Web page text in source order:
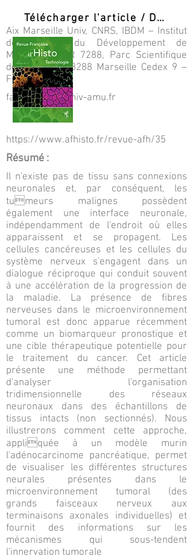
Aix Marseille Univ, CNRS, IBDM – Institut
de Biologie du Développement de
Marseille, UMR 7288, Parc Scientifique
de Luminy - 13288 Marseille Cedex 9 –
France
fanny.mann@univ-amu.fr
Télécharger l'article / Download PDF
https://www.afhisto.fr/revue-afh/35
Résumé :
Il n'existe pas de tissu sans connexions
neuronales et, par conséquent, les
tumeurs malignes possèdent
également une interface neuronale,
indépendamment de l'endroit où elles
apparaissent et se propagent. Les
cellules cancéreuses et les cellules du
système nerveux s'engagent dans un
dialogue réciproque qui conduit souvent
à une accélération de la progression de
la maladie. La présence de fibres
nerveuses dans le microenvironnement
tumoral est donc apparue récemment
comme un biomarqueur pronostique et
une cible thérapeutique potentielle pour
le traitement du cancer. Cet article
présente une méthode permettant
d'analyser l'organisation
tridimensionnelle des réseaux
neuronaux dans des échantillons de
tissus intacts (non sectionnés). Nous
illustrerons comment cette approche,
appliquée à un modèle murin
l'adénocarcinome pancréatique, permet
de visualiser les différentes structures
neurales présentes dans le
microenvironnement tumoral (des
grands faisceaux nerveux aux
terminaisons axonales individuelles) et
fournit des informations sur les
mécanismes qui sous-tendent
l'innervation tumorale